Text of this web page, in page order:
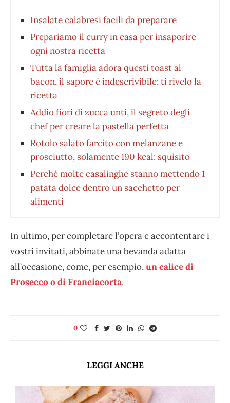
Insalate calabresi facili da preparare
Prepariamo il curry in casa per insaporire
ogni nostra ricetta
Tutta la famiglia adora questi toast al
bacon, il sapore è indescrivibile: ti rivelo la
ricetta
Addio fiori di zucca unti, il segreto degli
chef per creare la pastella perfetta
Rotolo salato farcito con melanzane e
prosciutto, solamente 190 kcal: squisito
Perché molte casalinghe stanno mettendo 1
patata dolce dentro un sacchetto per
alimenti
In ultimo, per completare l’opera e accontentare i
vostri invitati, abbinate una bevanda adatta
all’occasione, come, per esempio,un calice di
Prosecco o di Franciacorta.
0
LEGGI ANCHE